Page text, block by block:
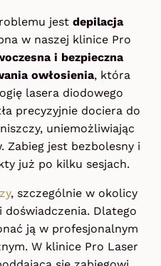
jest depilacja
w naszej klinice Pro
i bezpieczna
owłosienia, która
lasera diodowego
precyzyjnie dociera do
uniemożliwiając
Zabieg jest bezbolesny i
już po kilku sesjach.
, szczególnie w okolicy
doświadczenia. Dlatego
ją w profesjonalnym
W klinice Pro Laser